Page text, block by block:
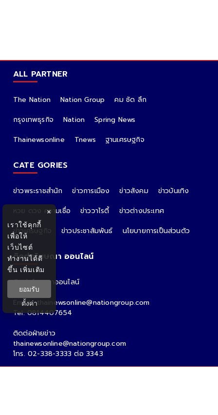
ALL PARTNER
The Nation Nation Group
คม ชัด ลึก
กรุงเทพธุรกิจ
Nation
Spring News
Thainewsonline
Tnews ฐานเศรษฐกิจ
CATE GORIES
ข่าวพระราชสำนัก ข่าวการเมือง ข่าวสังคม
ข่าวบันเทิง
หวย ดวง ความเชื่อ
ข่าววาไรตี้
ข่าวต่างประเทศ
ข่าวเศรษฐกิจ
ข่าวประชาสัมพันธ์ นโยบายการเป็นส่วนตัว
ติดต่อโฆษณา ออนไลน์
ติดต่อโฆษณาออนไลน์
คุณอ้อ
Email : thainewsonline@nationgroup.com
Tel: 0814407654
ติดต่อฝ่ายข่าว
thainewsonline@nationgroup.com
โทร. 02-338-3333 ต่อ 3343
×
เราใช้คุกกี้
เพื่อให้
เว็บไซต์
ทำงานได้ดี
ขึ้น เพิ่มเติม
ยอมรับ
ตั้งค่า